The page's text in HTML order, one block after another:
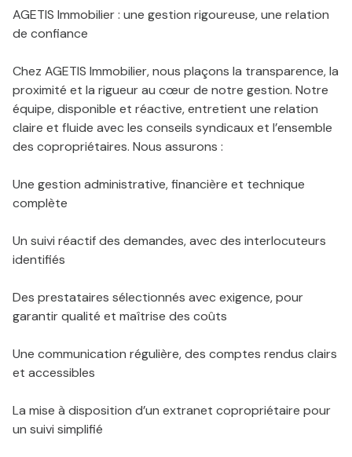
AGETIS Immobilier : une gestion rigoureuse, une relation
de confiance
Chez AGETIS Immobilier, nous plaçons la transparence, la
proximité et la rigueur au cœur de notre gestion. Notre
équipe, disponible et réactive, entretient une relation
claire et fluide avec les conseils syndicaux et l’ensemble
des copropriétaires. Nous assurons :
Une gestion administrative, financière et technique
complète
Un suivi réactif des demandes, avec des interlocuteurs
identifiés
Des prestataires sélectionnés avec exigence, pour
garantir qualité et maîtrise des coûts
Une communication régulière, des comptes rendus clairs
et accessibles
La mise à disposition d’un extranet copropriétaire pour
un suivi simplifié